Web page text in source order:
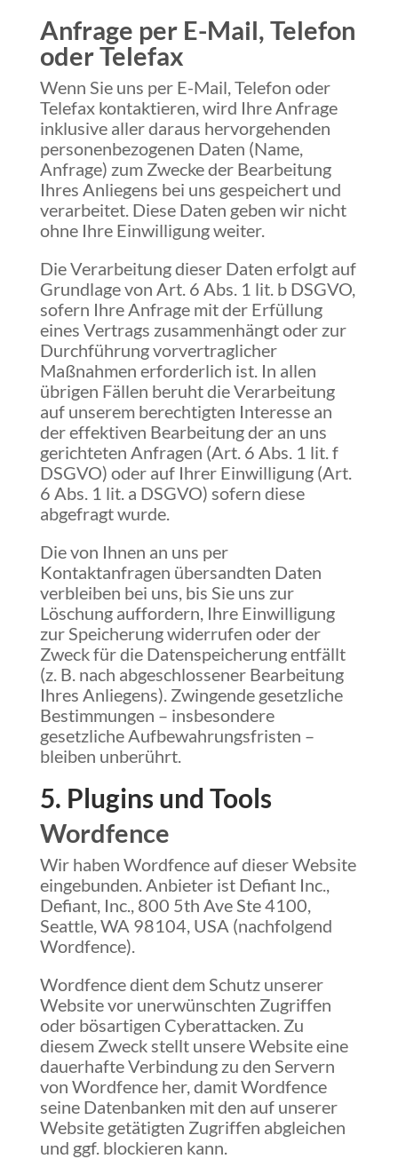
Anfrage per E-Mail, Telefon
oder Telefax
Wenn Sie uns per E-Mail, Telefon oder
Telefax kontaktieren, wird Ihre Anfrage
inklusive aller daraus hervorgehenden
personenbezogenen Daten (Name,
Anfrage) zum Zwecke der Bearbeitung
Ihres Anliegens bei uns gespeichert und
verarbeitet. Diese Daten geben wir nicht
ohne Ihre Einwilligung weiter.
Die Verarbeitung dieser Daten erfolgt auf
Grundlage von Art. 6 Abs. 1 lit. b DSGVO,
sofern Ihre Anfrage mit der Erfüllung
eines Vertrags zusammenhängt oder zur
Durchführung vorvertraglicher
Maßnahmen erforderlich ist. In allen
übrigen Fällen beruht die Verarbeitung
auf unserem berechtigten Interesse an
der effektiven Bearbeitung der an uns
gerichteten Anfragen (Art. 6 Abs. 1 lit. f
DSGVO) oder auf Ihrer Einwilligung (Art.
6 Abs. 1 lit. a DSGVO) sofern diese
abgefragt wurde.
Die von Ihnen an uns per
Kontaktanfragen übersandten Daten
verbleiben bei uns, bis Sie uns zur
Löschung auffordern, Ihre Einwilligung
zur Speicherung widerrufen oder der
Zweck für die Datenspeicherung entfällt
(z. B. nach abgeschlossener Bearbeitung
Ihres Anliegens). Zwingende gesetzliche
Bestimmungen – insbesondere
gesetzliche Aufbewahrungsfristen –
bleiben unberührt.
5. Plugins und Tools
Wordfence
Wir haben Wordfence auf dieser Website
eingebunden. Anbieter ist Defiant Inc.,
Defiant, Inc., 800 5th Ave Ste 4100,
Seattle, WA 98104, USA (nachfolgend
Wordfence).
Wordfence dient dem Schutz unserer
Website vor unerwünschten Zugriffen
oder bösartigen Cyberattacken. Zu
diesem Zweck stellt unsere Website eine
dauerhafte Verbindung zu den Servern
von Wordfence her, damit Wordfence
seine Datenbanken mit den auf unserer
Website getätigten Zugriffen abgleichen
und ggf. blockieren kann.